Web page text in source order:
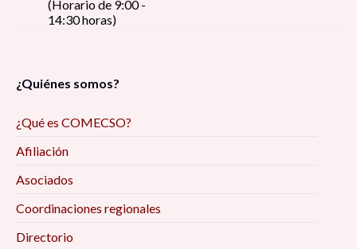
(Horario de 9:00 -
14:30 horas)
¿Quiénes somos?
¿Qué es COMECSO?
Afiliación
Asociados
Coordinaciones regionales
Directorio